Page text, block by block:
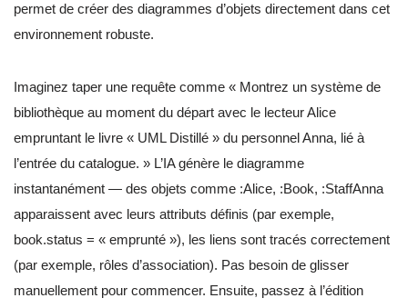
permet de créer des diagrammes d’objets directement dans cet
environnement robuste.
Imaginez taper une requête comme « Montrez un système de
bibliothèque au moment du départ avec le lecteur Alice
empruntant le livre « UML Distillé » du personnel Anna, lié à
l’entrée du catalogue. » L’IA génère le diagramme
instantanément — des objets comme :Alice, :Book, :StaffAnna
apparaissent avec leurs attributs définis (par exemple,
book.status = « emprunté »), les liens sont tracés correctement
(par exemple, rôles d’association). Pas besoin de glisser
manuellement pour commencer. Ensuite, passez à l’édition